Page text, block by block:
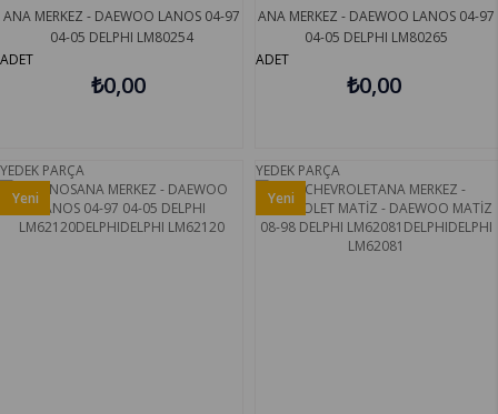
ANA MERKEZ - DAEWOO LANOS 04-97
04-05 DELPHI LM80254
ADET
₺0,00
ANA MERKEZ - DAEWOO LANOS 04-97
04-05 DELPHI LM80265
ADET
₺0,00
YEDEK PARÇA
Yeni
Ürün
YEDEK PARÇA
Yeni
Ürün